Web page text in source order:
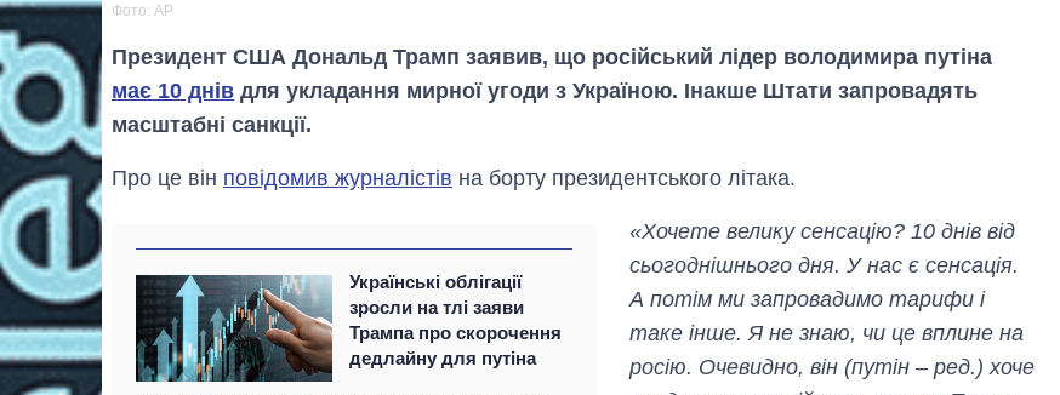
Фото: AP
Президент США Дональд Трамп заявив, що російський лідер володимира путіна
має 10 днів для укладання мирної угоди з Україною. Інакше Штати запровадять
масштабні санкції.
Про це він повідомив журналістів на борту президентського літака.
Українські облігації
зросли на тлі заяви
Трампа про скорочення
дедлайну для путіна
«Хочете велику сенсацію? 10 днів від
сьогоднішнього дня. У нас є сенсація.
А потім ми запровадимо тарифи і
таке інше. Я не знаю, чи це вплине на
росію. Очевидно, він (путін – ред.) хоче
Від 1 місяця – до 5